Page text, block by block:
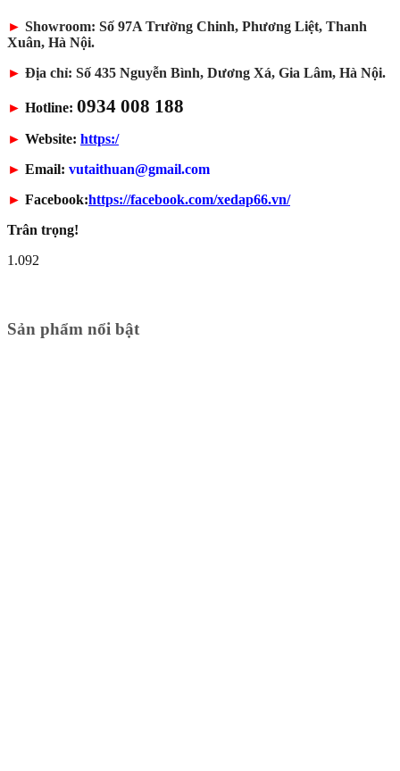
► Showroom: Số 97A Trường Chinh, Phương Liệt, Thanh
Xuân, Hà Nội.
► Địa chỉ: Số 435 Nguyễn Bình, Dương Xá, Gia Lâm, Hà Nội.
► Hotline: 0934 008 188
► Website: https:/
► Email: vutaithuan@gmail.com
► Facebook:https://facebook.com/xedap66.vn/
Trân trọng!
1.092
Sản phẩm nổi bật